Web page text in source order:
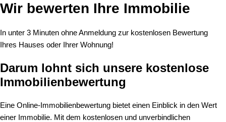
Wir bewerten Ihre Immobilie
In unter 3 Minuten ohne Anmeldung zur kostenlosen Bewertung
Ihres Hauses oder Ihrer Wohnung!
Darum lohnt sich unsere kostenlose
Immobilienbewertung
Eine Online-Immobilienbewertung bietet einen Einblick in den Wert
einer Immobilie. Mit dem kostenlosen und unverbindlichen